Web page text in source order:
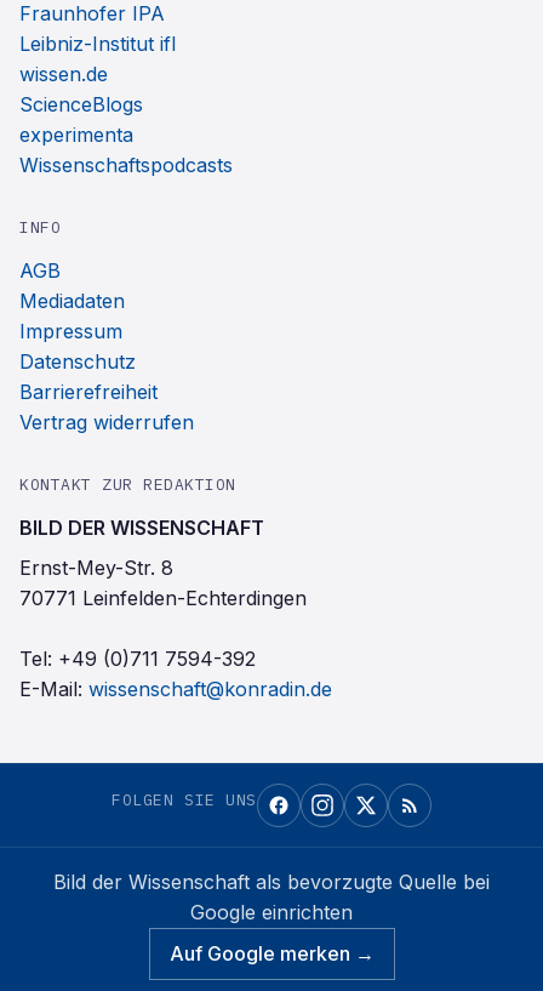
Fraunhofer IPA
Leibniz-Institut ifl
wissen.de
ScienceBlogs
experimenta
Wissenschaftspodcasts
INFO
AGB
Mediadaten
Impressum
Datenschutz
Barrierefreiheit
Vertrag widerrufen
KONTAKT ZUR REDAKTION
BILD DER WISSENSCHAFT
Ernst-Mey-Str. 8
70771 Leinfelden-Echterdingen
Tel: +49 (0)711 7594-392
E-Mail: wissenschaft@konradin.de
FOLGEN SIE UNS
Bild der Wissenschaft als bevorzugte Quelle bei
Google einrichten
Auf Google merken →